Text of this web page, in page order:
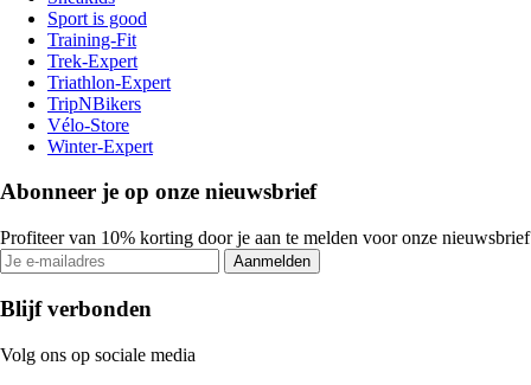
Sport is good
Training-Fit
Trek-Expert
Triathlon-Expert
TripNBikers
Vélo-Store
Winter-Expert
Abonneer je op onze nieuwsbrief
Profiteer van 10% korting door je aan te melden voor onze nieuwsbrief
Aanmelden
Blijf verbonden
Volg ons op sociale media